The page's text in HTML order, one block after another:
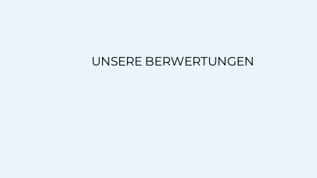
UNSERE BERWERTUNGEN